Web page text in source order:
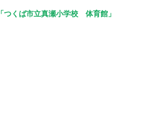
「つくば市立真瀬小学校　体育館」